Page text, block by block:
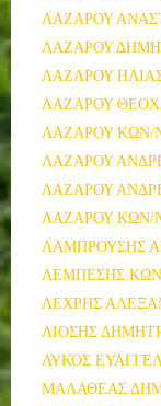
ΛΑΖΑΡΟΥ
ΛΑΖΑΡΟΥ
ΛΑΖΑΡΟΥ
ΛΑΖΑΡΟΥ
ΛΑΖΑΡΟΥ ΚΩΝ/
ΛΑΖΑΡΟΥ
ΛΑΖΑΡΟΥ
ΛΑΖΑΡΟΥ ΚΩΝ/
ΛΑΜΠΡΟΥΣΗΣ
ΛΕΜΠΕΣΗΣ
ΛΕΧΡΗΣ
ΛΙΟΣΗΣ
ΛΥΚΟΣ
ΜΑΛΑΘΕΑΣ